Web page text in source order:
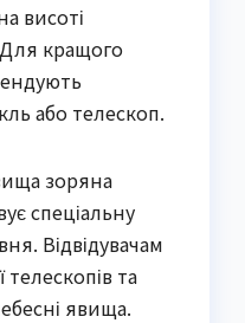
висоті
кращого
або телескоп.
зоряна
спеціальну
Відвідувачам
та
явища.